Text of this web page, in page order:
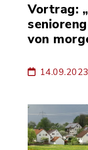
Vortrag:
von
14.09.2023